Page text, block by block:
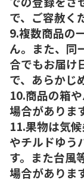
で、ご容赦く
9.複数商品の
ん。また、同
合でもお届け
で、あらかじ
10.商品の箱
場合がありま
11.果物は気
やチルドゆう
す。また台風
場合がありま